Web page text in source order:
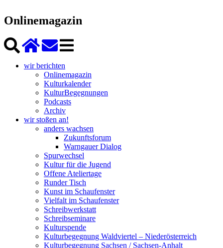
Onlinemagazin
wir berichten
Onlinemagazin
Kulturkalender
KulturBegegnungen
Podcasts
Archiv
wir stoßen an!
anders wachsen
Zukunftsforum
Warngauer Dialog
Spurwechsel
Kultur für die Jugend
Offene Ateliertage
Runder Tisch
Kunst im Schaufenster
Vielfalt im Schaufenster
Schreibwerkstatt
Schreibseminare
Kulturspende
Kulturbegegnung Waldviertel – Niederösterreich
Kulturbegegnung Sachsen / Sachsen-Anhalt